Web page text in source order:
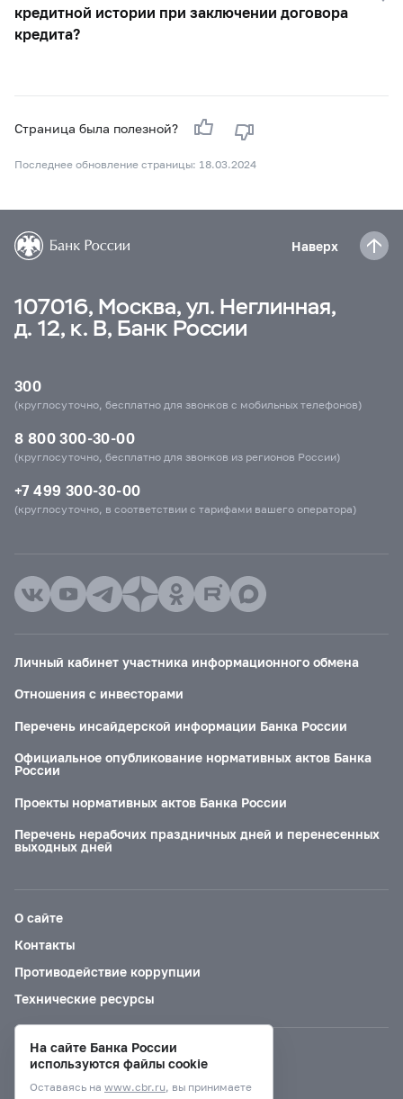
кредитной истории при заключении договора
кредита?
Страница была полезной?
Последнее обновление страницы: 18.03.2024
Наверх
107016, Москва, ул. Неглинная,
д. 12, к. В, Банк России
300
(круглосуточно, бесплатно для звонков с мобильных телефонов)
8 800 300-30-00
(круглосуточно, бесплатно для звонков из регионов России)
+7 499 300-30-00
(круглосуточно, в соответствии с тарифами вашего оператора)
Личный кабинет участника информационного обмена
Отношения с инвесторами
Перечень инсайдерской информации Банка России
Официальное опубликование нормативных актов Банка
России
Проекты нормативных актов Банка России
Перечень нерабочих праздничных дней и перенесенных
выходных дней
О сайте
Контакты
Противодействие коррупции
Технические ресурсы
Версия для слабовидящих
На сайте Банка России
используются файлы cookie
Оставаясь на www.cbr.ru, вы принимаете